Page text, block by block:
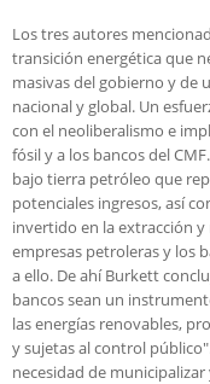
Los tres autores
transición energética que
masivas del gobierno y de
nacional y global. Un
con el neoliberalismo e
fósil y a los bancos del
bajo tierra petróleo que
potenciales ingresos, así
invertido en la extracción
empresas petroleras y los
a ello. De ahí Burkett
bancos sean un
las energías renovables,
y sujetas al control
necesidad de